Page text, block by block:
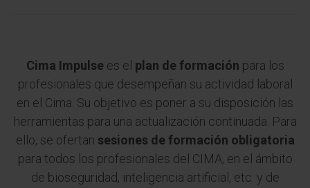
Cima Impulse es el plan de formación para los
profesionales que desempeñan su actividad laboral
en el Cima. Su objetivo es poner a su disposición las
herramientas para una actualización continuada. Para
ello, se ofertan sesiones de formación obligatoria
para todos los profesionales del CIMA, en el ámbito
de bioseguridad, inteligencia artificial, etc. y de